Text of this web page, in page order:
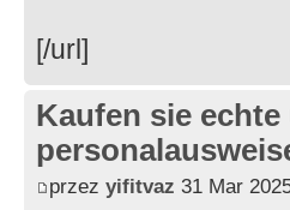
[/url]
Kaufen sie
przez yifitvaz 31 Mar